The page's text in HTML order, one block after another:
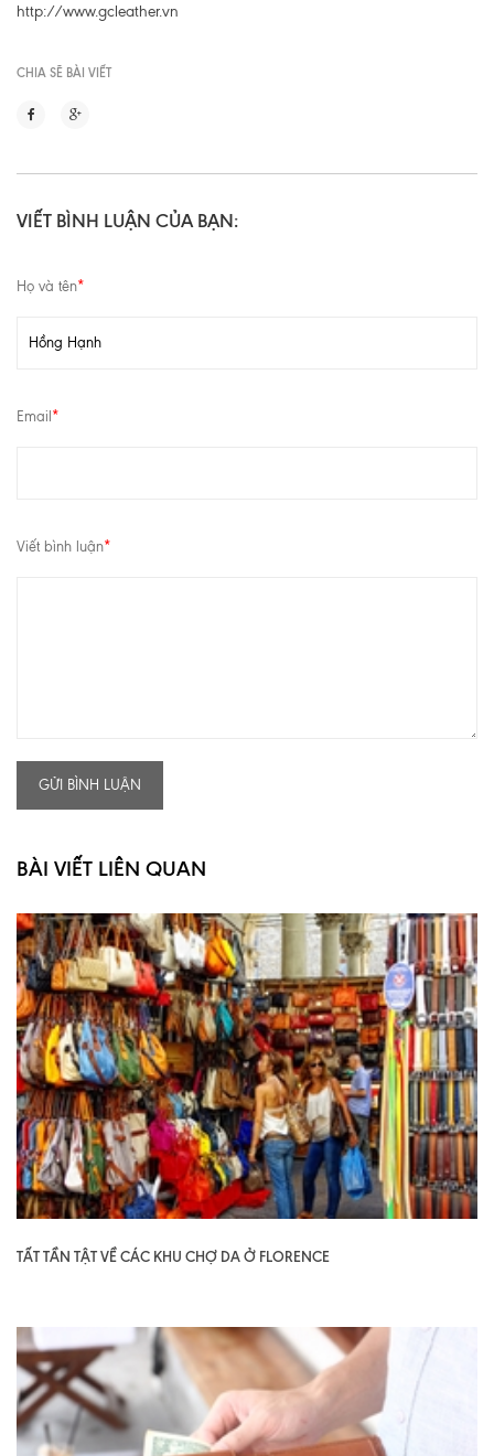
http://www.gcleather.vn
CHIA SẼ BÀI VIẾT
VIẾT BÌNH LUẬN CỦA BẠN:
Họ và tên*
Email *
Viết bình luận*
GỬI BÌNH LUẬN
BÀI VIẾT LIÊN QUAN
TẤT TẦN TẬT VỀ CÁC KHU CHỢ DA Ở FLORENCE